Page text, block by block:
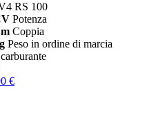
RS 100
Potenza
Coppia
Peso in ordine di marcia
€